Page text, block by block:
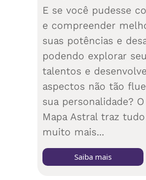
E se você pudesse
e compreender
suas potências e
podendo explorar
talentos e
aspectos não tão
sua personalidade?
Mapa Astral traz
muito mais...
Saiba mais